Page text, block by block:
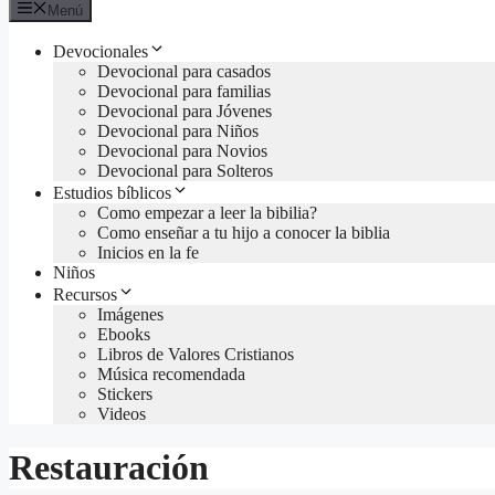
Menú
Devocionales
Devocional para casados
Devocional para familias
Devocional para Jóvenes
Devocional para Niños
Devocional para Novios
Devocional para Solteros
Estudios bíblicos
Como empezar a leer la bibilia?
Como enseñar a tu hijo a conocer la biblia
Inicios en la fe
Niños
Recursos
Imágenes
Ebooks
Libros de Valores Cristianos
Música recomendada
Stickers
Videos
Restauración